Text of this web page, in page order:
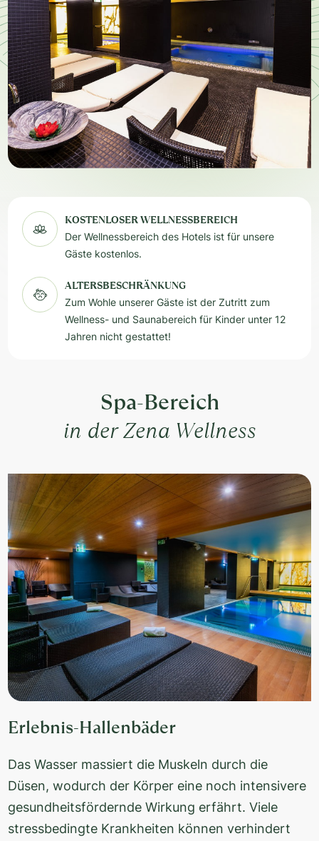
KOSTENLOSER WELLNESSBEREICH
Der Wellnessbereich des Hotels ist für unsere
Gäste kostenlos.
ALTERSBESCHRÄNKUNG
Zum Wohle unserer Gäste ist der Zutritt zum
Wellness- und Saunabereich für Kinder unter 12
Jahren nicht gestattet!
Spa-Bereich
in der Zena Wellness
Erlebnis-Hallenbäder
Das Wasser massiert die Muskeln durch die
Düsen, wodurch der Körper eine noch intensivere
gesundheitsfördernde Wirkung erfährt. Viele
stressbedingte Krankheiten können verhindert